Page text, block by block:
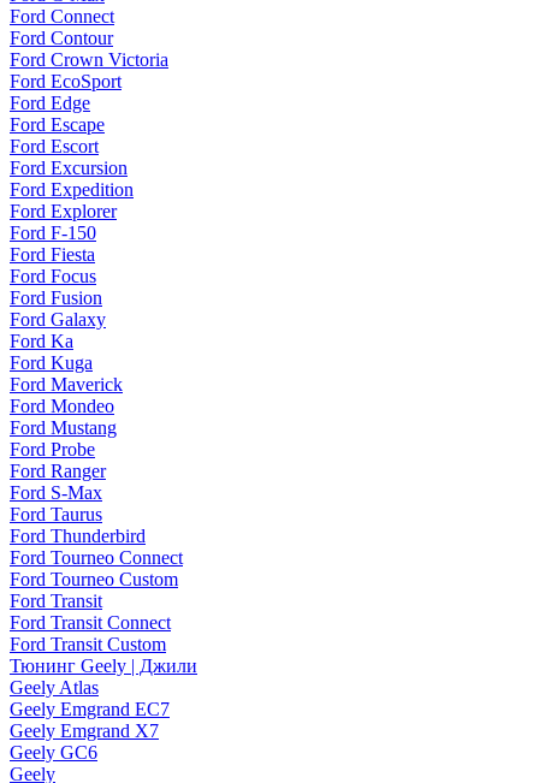
Ford Connect
Ford Contour
Ford Crown Victoria
Ford EcoSport
Ford Edge
Ford Escape
Ford Escort
Ford Excursion
Ford Expedition
Ford Explorer
Ford F-150
Ford Fiesta
Ford Focus
Ford Fusion
Ford Galaxy
Ford Ka
Ford Kuga
Ford Maverick
Ford Mondeo
Ford Mustang
Ford Probe
Ford Ranger
Ford S-Max
Ford Taurus
Ford Thunderbird
Ford Tourneo Connect
Ford Tourneo Custom
Ford Transit
Ford Transit Connect
Ford Transit Custom
Тюнинг Geely | Джили
Geely Atlas
Geely Emgrand EC7
Geely Emgrand X7
Geely GC6
Geely